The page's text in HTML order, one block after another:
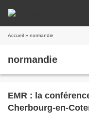
Accueil » normandie
normandie
EMR : la
Cherbourg-en-